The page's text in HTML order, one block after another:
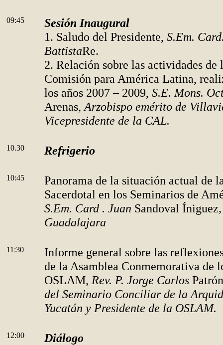
09:45
Sesión Inaugural
1. Saludo del Presidente, S.Em.
BattistaRe.
2. Relación sobre las actividades
Comisión para América Latina,
los años 2007 – 2009, S.E. Mons.
Arenas, Arzobispo emérito de
Vicepresidente de la CAL.
10.30 Refrigerio
10:45
Panorama de la situación actual de
Sacerdotal en los Seminarios de
S.Em. Card . Juan Sandoval Íniguez
Guadalajara
11:30
Informe general sobre las
de la Asamblea Conmemorativa de
OSLAM, Rev. P. Jorge Carlos
del Seminario Conciliar de la
Yucatán y Presidente de la OSLAM.
12:00 Diálogo